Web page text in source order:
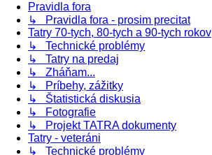
Pravidla fora
↳ Pravidla fora - prosim precitat
Tatry 70-tych, 80-tych a 90-tych rokov
↳ Technické problémy
↳ Tatry na predaj
↳ Zháňam...
↳ Príbehy, zážitky
↳ Štatistická diskusia
↳ Fotografie
↳ Projekt TATRA dokumenty
Tatry - veteráni
↳ Technické problémy